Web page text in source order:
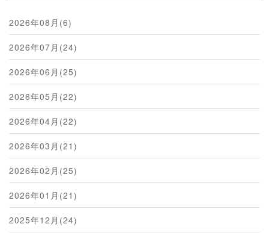
2026年08月(6)
2026年07月(24)
2026年06月(25)
2026年05月(22)
2026年04月(22)
2026年03月(21)
2026年02月(25)
2026年01月(21)
2025年12月(24)